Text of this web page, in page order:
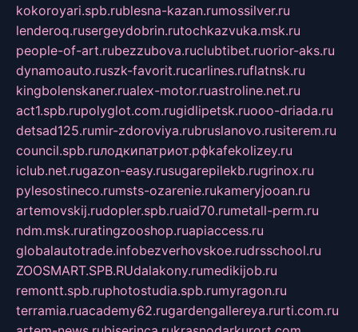
kokoroyari.spb.rublesna-kazan.rumossilver.ru
lenderoq.rusergeydobrin.rutochkazvuka.msk.ru
people-of-art.rubezzubova.ruclubtibet.ruorior-aks.ru
dynamoauto.ruszk-favorit.rucarlines.ruflatnsk.ru
kingbolenskaner.rualex-motor.ruastroline.net.ru
act1.spb.rupolyglot.com.rugidlipetsk.ruooo-driada.ru
detsad125.rumir-zdoroviya.rubruslanovo.rusiterem.ru
council.spb.ruлодкипатриот.рфkafekolizey.ru
iclub.net.rugazon-easy.rusugarepilekb.rugrinox.ru
pylesostineco.rumsts-ozarenie.rukameryjooan.ru
artemovskij.rudopler.spb.ruaid70.rumetall-perm.ru
ndm.msk.ruratingzooshop.ruapiaccess.ru
globalautotrade.infobezverhovskoe.rudrsschool.ru
ZOOSMART.SPB.RUdalakony.rumedikijob.ru
remontt.spb.ruphotostudia.spb.rumyragon.ru
terramia.ruacademy62.rugardengallereya.rurti.com.ru